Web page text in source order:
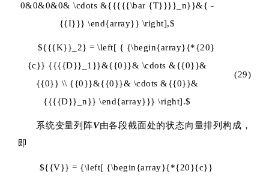
0&0&0&0& \cdots &{{{{{\bar {T}}}}_n}}&{ -
{{I}}} \end{array}} \right],$
${{{K}}_2} = \left[ { {\begin{array}{*{20}
{c}} {{{{D}}_1}}&{{0}}& \cdots &{{0}}&
{{0}} \\ {{0}}&{{0}}& \cdots &{{0}}&
{{{{D}}_n}} \end{array}}} \right].$
(29)
系统变量列阵V由各段截面处的状态向量排列构成，
即
${{V}} = {\left[ {\begin{array}{*{20}{c}}